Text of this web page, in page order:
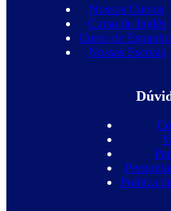
Nossos Cursos
Curso de Inglês
Curso de
Nossas Escolas
Política